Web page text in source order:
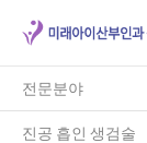
전문분야
진공 흡인 생검술